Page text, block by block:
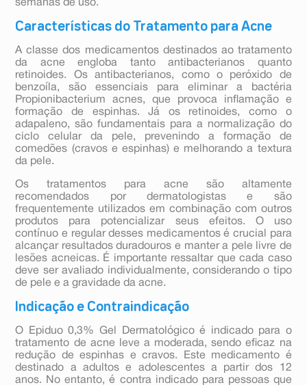
semanas de uso.
Características do Tratamento para Acne
A classe dos medicamentos destinados ao tratamento
da acne engloba tanto antibacterianos quanto
retinoides. Os antibacterianos, como o peróxido de
benzoíla, são essenciais para eliminar a bactéria
Propionibacterium acnes, que provoca inflamação e
formação de espinhas. Já os retinoides, como o
adapaleno, são fundamentais para a normalização do
ciclo celular da pele, prevenindo a formação de
comedões (cravos e espinhas) e melhorando a textura
da pele.
Os tratamentos para acne são altamente
recomendados por dermatologistas e são
frequentemente utilizados em combinação com outros
produtos para potencializar seus efeitos. O uso
contínuo e regular desses medicamentos é crucial para
alcançar resultados duradouros e manter a pele livre de
lesões acneicas. É importante ressaltar que cada caso
deve ser avaliado individualmente, considerando o tipo
de pele e a gravidade da acne.
Indicação e Contraindicação
O Epiduo 0,3% Gel Dermatológico é indicado para o
tratamento de acne leve a moderada, sendo eficaz na
redução de espinhas e cravos. Este medicamento é
destinado a adultos e adolescentes a partir dos 12
anos. No entanto, é contra indicado para pessoas que